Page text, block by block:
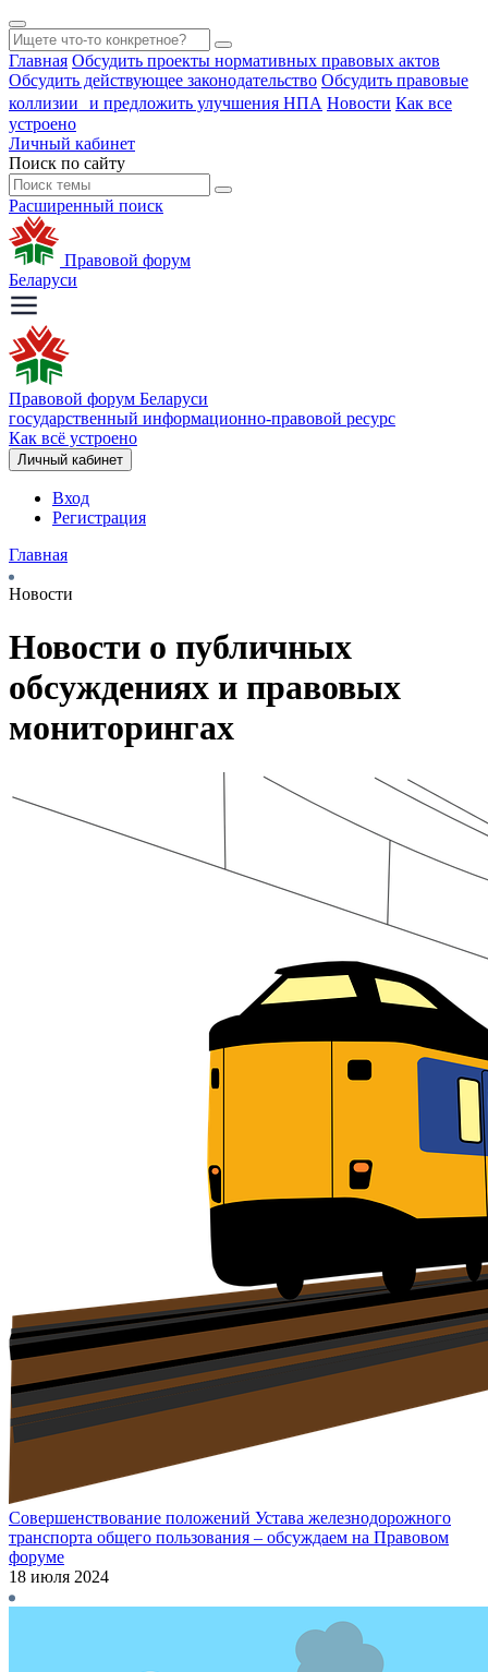
Главная Обсудить проекты нормативных правовых актов
Обсудить действующее законодательство Обсудить правовые
коллизии и предложить улучшения НПА Новости Как все
устроено
Личный кабинет
Поиск по сайту
Расширенный поиск
Правовой форум
Беларуси
Правовой форум Беларуси
государственный информационно-правовой ресурс
Как всё устроено
Личный кабинет
Вход
Регистрация
Главная
Новости
Новости о публичных
обсуждениях и правовых
мониторингах
Совершенствование положений Устава железнодорожного
транспорта общего пользования – обсуждаем на Правовом
форуме
18 июля 2024